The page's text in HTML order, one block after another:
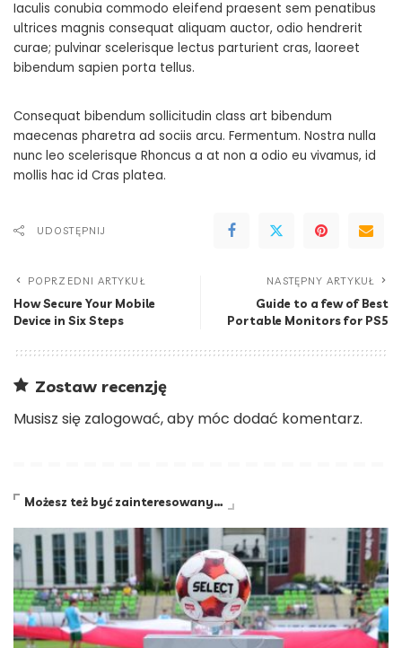
Iaculis conubia commodo eleifend praesent sem penatibus
ultrices magnis consequat aliquam auctor, odio hendrerit
curae; pulvinar scelerisque lectus parturient cras, laoreet
bibendum sapien porta tellus.
Consequat bibendum sollicitudin class art bibendum
maecenas pharetra ad sociis arcu. Fermentum. Nostra nulla
nunc leo scelerisque Rhoncus a at non a odio eu vivamus, id
mollis hac id Cras platea.
UDOSTĘPNIJ
POPRZEDNI ARTYKUŁ
How Secure Your Mobile
Device in Six Steps
NASTĘPNY ARTYKUŁ
Guide to a few of Best
Portable Monitors for PS5
Zostaw recenzję
Musisz się zalogować, aby móc dodać komentarz.
Możesz też być zainteresowany…